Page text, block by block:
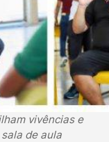
vivências e
de aula